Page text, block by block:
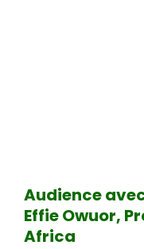
Audience
Effie Owuor,
Africa